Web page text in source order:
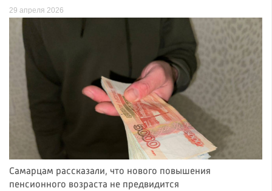
29 апреля 2026
Самарцам рассказали, что нового повышения
пенсионного возраста не предвидится